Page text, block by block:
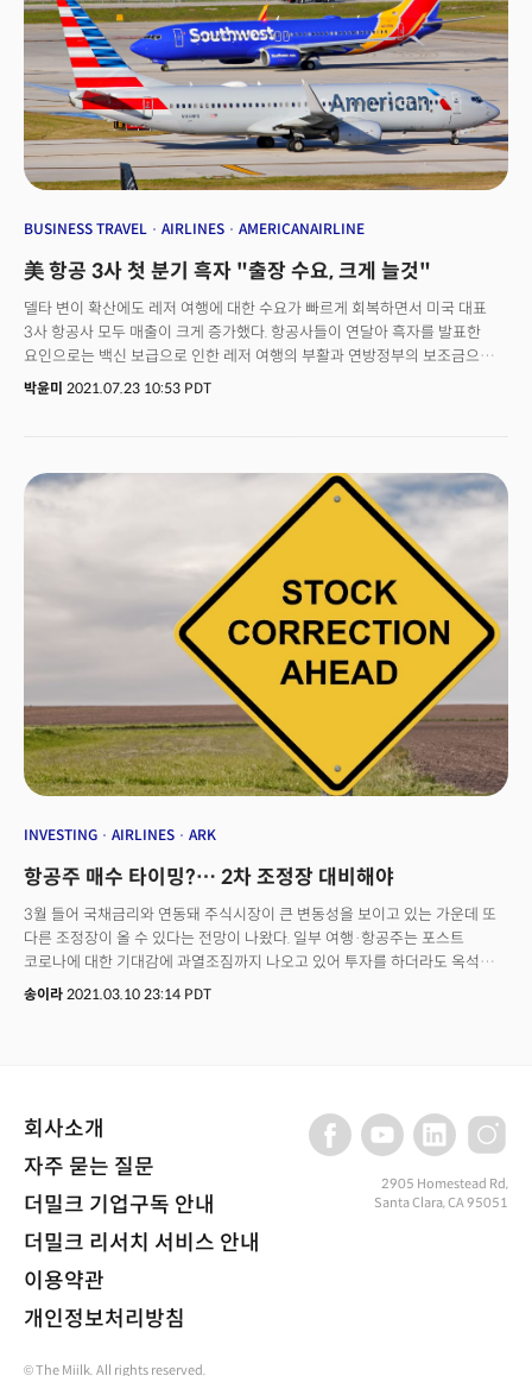
BUSINESS TRAVEL AIRLINES AMERICANAIRLINE
美 항공 3사 첫 분기 흑자 "출장 수요, 크게 늘것"
델타 변이 확산에도 레저 여행에 대한 수요가 빠르게 회복하면서 미국 대표
3사 항공사 모두 매출이 크게 증가했다. 항공사들이 연달아 흑자를 발표한
요인으로는 백신 보급으로 인한 레저 여행의 부활과 연방정부의 보조금으로
보고 있다.지난 22일(미 현지 시각), 아메리칸항공은 지난 2분기 순익이
그러나 지난 2분기 매출은 팬데믹 이전인 2019년 2분기 매출에 비해 38%
낮은 수준이다.같은 날, 국내 운항에 초점을 둔 사우스웨스트항공도 2분기
실적을 공개했다. 매출은 지난해보다 약 300% 증가한 40억 달러를 기록했다.
2019년 같은 기간보다는 여전히 32% 낮은 상태다. 2분기 순익은 3억
4800만달러로 전해진다.알라스카항공도 2분기 순익은 3억 9700만달러로
흑자를 기록했다. 매출은 팬데믹 전에 비해 35% 감소한 수준이다.인력 부족,
네트워크 유연성 부족 등의 이유로 급증한 여행 수요를 충족하지 못해 지난
6월 항공편 연착, 취소를 해야 했던 아메리칸항공과 사우스웨스트항공은
파일럿과 승무원을 빠르게 충원하고 있다. 3사 모두 델타변이로 인한 영향은
없다고 전했다. 수요에 맞춰 고객을 지원하기 위해 빠르게 준비하고 있다는
입장이다. 또한 이번 여름 시즌이 끝나면 출장 수요가 크게 증가할 것으로
기대하고 있다. 더그 파커(Doug Parker) 아메리칸항공그룹 최고경영자(CEO)
는 CNBC 뉴스에 출연, “2019년에 비해 현재 해외 출장이 44% 돌아왔다"며
"출장은 결국 2019년 수준으로 돌아갈 것이다"고 강조했다.다음은 CNBC
박윤미 2021.07.23 10:53 PDT
INVESTING AIRLINES ARK
항공주 매수 타이밍?… 2차 조정장 대비해야
3월 들어 국채금리와 연동돼 주식시장이 큰 변동성을 보이고 있는 가운데 또
다른 조정장이 올 수 있다는 전망이 나왔다. 일부 여행·항공주는 포스트
코로나에 대한 기대감에 과열조짐까지 나오고 있어 투자를 하더라도 옥석
가리기가 필요하다는 조언이다.
송이라 2021.03.10 23:14 PDT
회사소개
자주 묻는 질문
더밀크 기업구독 안내
더밀크 리서치 서비스 안내
이용약관
개인정보처리방침
2905 Homestead Rd,
Santa Clara, CA 95051
© The Miilk. All rights reserved.